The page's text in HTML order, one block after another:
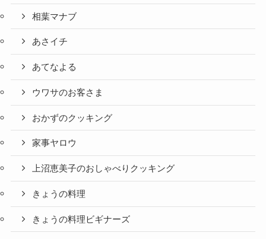
相葉マナブ
あさイチ
あてなよる
ウワサのお客さま
おかずのクッキング
家事ヤロウ
上沼恵美子のおしゃべりクッキング
きょうの料理
きょうの料理ビギナーズ